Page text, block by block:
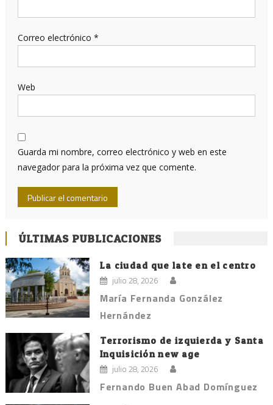
Correo electrónico *
Web
Guarda mi nombre, correo electrónico y web en este
navegador para la próxima vez que comente.
ÚLTIMAS PUBLICACIONES
La ciudad que late en el centro
julio 28, 2026
María Fernanda González
Hernández
Terrorismo de izquierda y Santa
Inquisición new age
julio 28, 2026
Fernando Buen Abad Domínguez